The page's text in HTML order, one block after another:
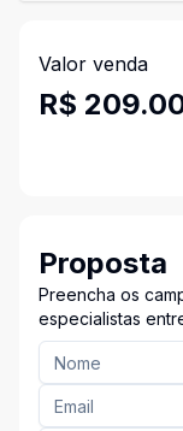
Valor venda
R$
Proposta
Preencha os
especialistas